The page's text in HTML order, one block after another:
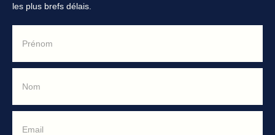
les plus brefs délais.
Prénom
Nom
Email